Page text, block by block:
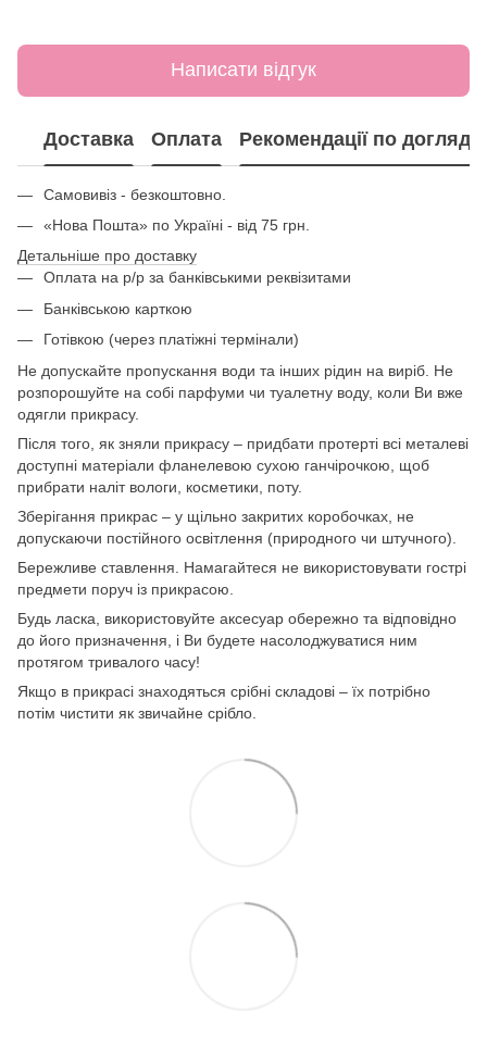
Написати відгук
Доставка Оплата Рекомендації по догляду
Самовивіз - безкоштовно.
«Нова Пошта» по Україні - від 75 грн.
Детальніше про доставку
Оплата на р/р за банківськими реквізитами
Банківською карткою
Готівкою (через платіжні термінали)
Не допускайте пропускання води та інших рідин на виріб. Не
розпорошуйте на собі парфуми чи туалетну воду, коли Ви вже
одягли прикрасу.
Після того, як зняли прикрасу – придбати протерті всі металеві
доступні матеріали фланелевою сухою ганчірочкою, щоб
прибрати наліт вологи, косметики, поту.
Зберігання прикрас – у щільно закритих коробочках, не
допускаючи постійного освітлення (природного чи штучного).
Бережливе ставлення. Намагайтеся не використовувати гострі
предмети поруч із прикрасою.
Будь ласка, використовуйте аксесуар обережно та відповідно
до його призначення, і Ви будете насолоджуватися ним
протягом тривалого часу!
Якщо в прикрасі знаходяться срібні складові – їх потрібно
потім чистити як звичайне срібло.